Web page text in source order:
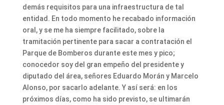
demás requisitos para una infraestructura de tal
entidad. En todo momento he recabado información
oral, y se me ha siempre facilitado, sobre la
tramitación pertinente para sacar a contratación el
Parque de Bomberos durante este mes y pico;
conocedor soy del gran empeño del presidente y
diputado del área, señores Eduardo Morán y Marcelo
Alonso, por sacarlo adelante. Y así será: en los
próximos días, como ha sido previsto, se ultimarán